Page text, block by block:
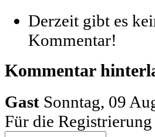
Derzeit gibt es
Kommentar!
Kommentar
Gast Sonntag, 09
Für die